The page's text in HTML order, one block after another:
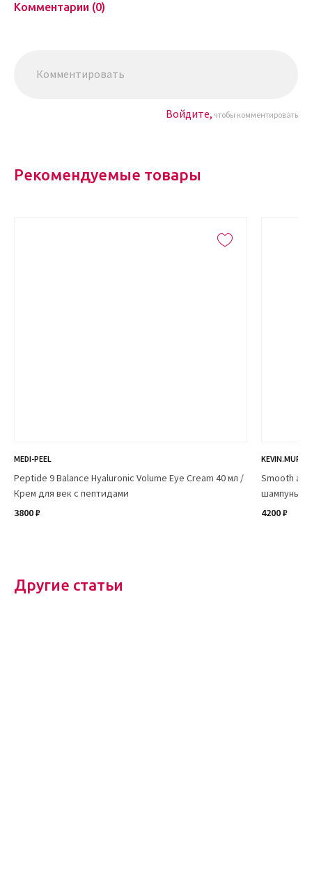
Комментарии (0)
Войдите, чтобы комментировать
Рекомендуемые товары
MEDI-PEEL
Peptide 9 Balance Hyaluronic Volume Eye Cream 40 мл /
Крем для век с пептидами
3800 ₽
Smooth
шампунь
4200 ₽
Другие статьи